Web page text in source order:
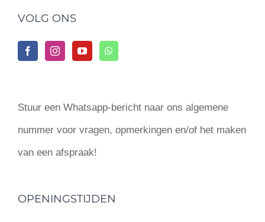
VOLG ONS
Stuur een Whatsapp-bericht naar ons algemene
nummer voor vragen, opmerkingen en/of het maken
van een afspraak!
OPENINGSTIJDEN